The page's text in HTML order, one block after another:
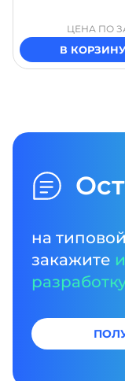
ЦЕНА ПО
В КОРЗИНУ
на
закажите